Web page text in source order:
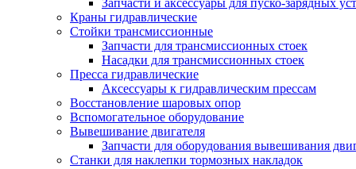
Запчасти и аксессуары для пуско-зарядных
Краны гидравлические
Стойки трансмиссионные
Запчасти для трансмиссионных стоек
Насадки для трансмиссионных стоек
Пресса гидравлические
Аксессуары к гидравлическим прессам
Восстановление шаровых опор
Вспомогательное оборудование
Вывешивание двигателя
Запчасти для оборудования вывешивания
Станки для наклепки тормозных накладок